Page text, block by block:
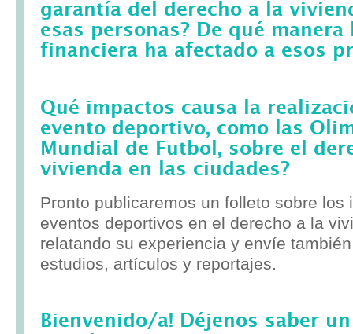
garantía del derecho a la
esas personas? De qué
financiera ha afectado a esos
Qué impactos causa la
evento deportivo, como las
Mundial de Futbol, sobre el
vivienda en las ciudades?
Pronto publicaremos un folleto sobre los
eventos deportivos en el derecho a la
relatando su experiencia y envíe
estudios, artículos y reportajes.
Bienvenido/a! Déjenos saber